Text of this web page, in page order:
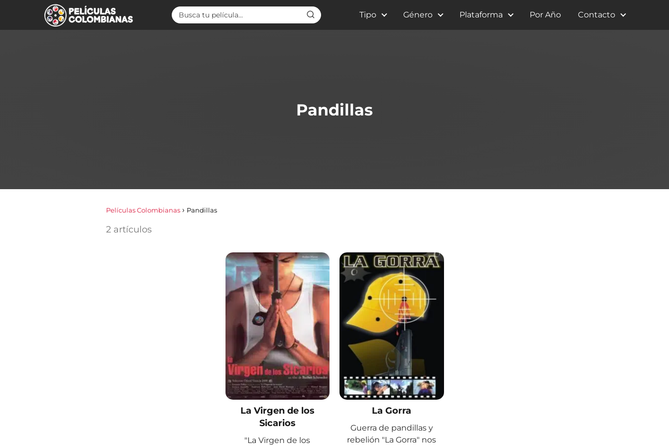
Tipo Género Plataforma Por Año Contacto
Pandillas
Películas Colombianas Pandillas
2 artículos
La Virgen de los
Sicarios
"La Virgen de los
La Gorra
Guerra de pandillas y
rebelión "La Gorra" nos